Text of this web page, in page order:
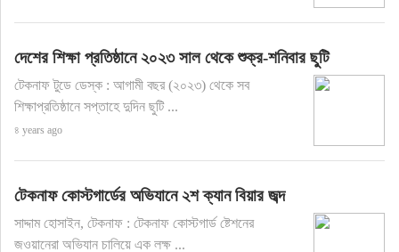
দেশের শিক্ষা প্রতিষ্ঠানে ২০২৩ সাল থেকে শুক্র-শনিবার ছুটি
টেকনাফ টুডে ডেস্ক : আগামী বছর (২০২৩) থেকে সব
শিক্ষাপ্রতিষ্ঠানে সপ্তাহে দুদিন ছুটি ...
৪ years ago
টেকনাফ কোস্টগার্ডের অভিযানে ২শ ক্যান বিয়ার জব্দ
সাদ্দাম হোসাইন, টেকনাফ : টেকনাফ কোস্টগার্ড ষ্টেশনের
জওয়ানেরা অভিযান চালিয়ে এক লক্ষ ...